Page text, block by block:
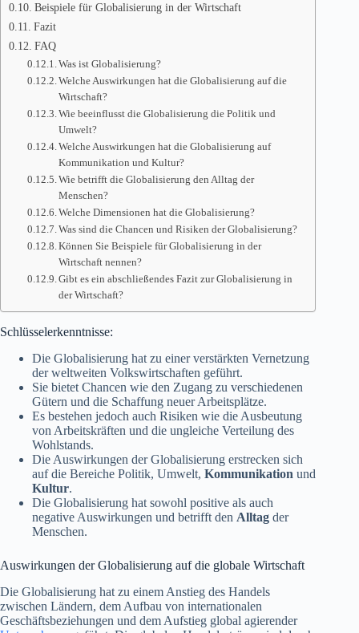
Beispiele für Globalisierung in der Wirtschaft
Fazit
FAQ
Was ist Globalisierung?
Welche Auswirkungen hat die Globalisierung auf die
Wirtschaft?
Wie beeinflusst die Globalisierung die Politik und
Umwelt?
Welche Auswirkungen hat die Globalisierung auf
Kommunikation und Kultur?
Wie betrifft die Globalisierung den Alltag der
Menschen?
Welche Dimensionen hat die Globalisierung?
Was sind die Chancen und Risiken der Globalisierung?
Können Sie Beispiele für Globalisierung in der
Wirtschaft nennen?
Gibt es ein abschließendes Fazit zur Globalisierung in
der Wirtschaft?
Schlüsselerkenntnisse:
Die Globalisierung hat zu einer verstärkten Vernetzung
der weltweiten Volkswirtschaften geführt.
Sie bietet Chancen wie den Zugang zu verschiedenen
Gütern und die Schaffung neuer Arbeitsplätze.
Es bestehen jedoch auch Risiken wie die Ausbeutung
von Arbeitskräften und die ungleiche Verteilung des
Wohlstands.
Die Auswirkungen der Globalisierung erstrecken sich
auf die Bereiche Politik, Umwelt, Kommunikation und
Kultur.
Die Globalisierung hat sowohl positive als auch
negative Auswirkungen und betrifft den Alltag der
Menschen.
Auswirkungen der Globalisierung auf die globale Wirtschaft
Die Globalisierung hat zu einem Anstieg des Handels
zwischen Ländern, dem Aufbau von internationalen
Geschäftsbeziehungen und dem Aufstieg global agierender